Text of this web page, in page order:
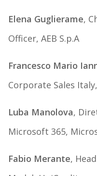
Elena Guglierame,
Officer, AEB S.p.A
Francesco Mario
Corporate Sales
Luba Manolova,
Microsoft 365,
Fabio Merante,